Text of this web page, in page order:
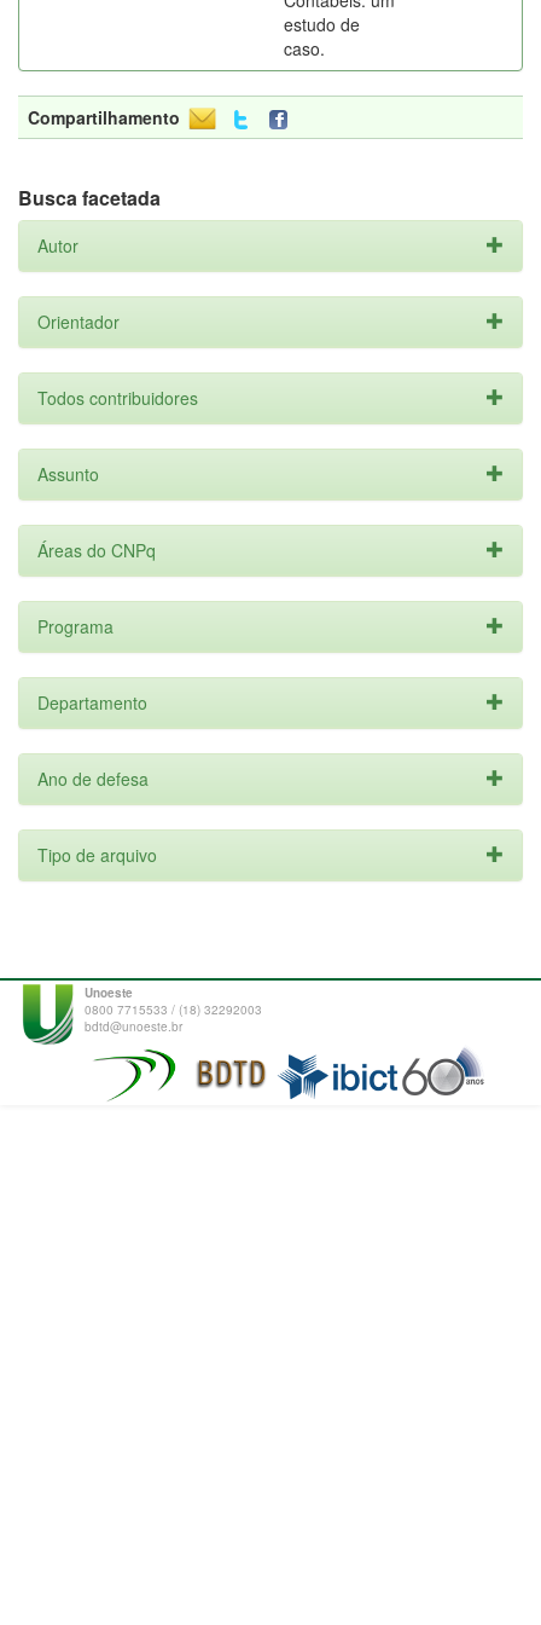
estudo de
caso.
Compartilhamento
Busca facetada
Autor
Orientador
Todos contribuidores
Assunto
Áreas do CNPq
Programa
Departamento
Ano de defesa
Tipo de arquivo
Unoeste
0800 7715533 / (18) 32292003
bdtd@unoeste.br